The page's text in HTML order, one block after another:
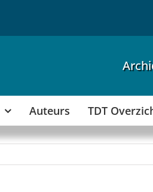
Auteurs TDT